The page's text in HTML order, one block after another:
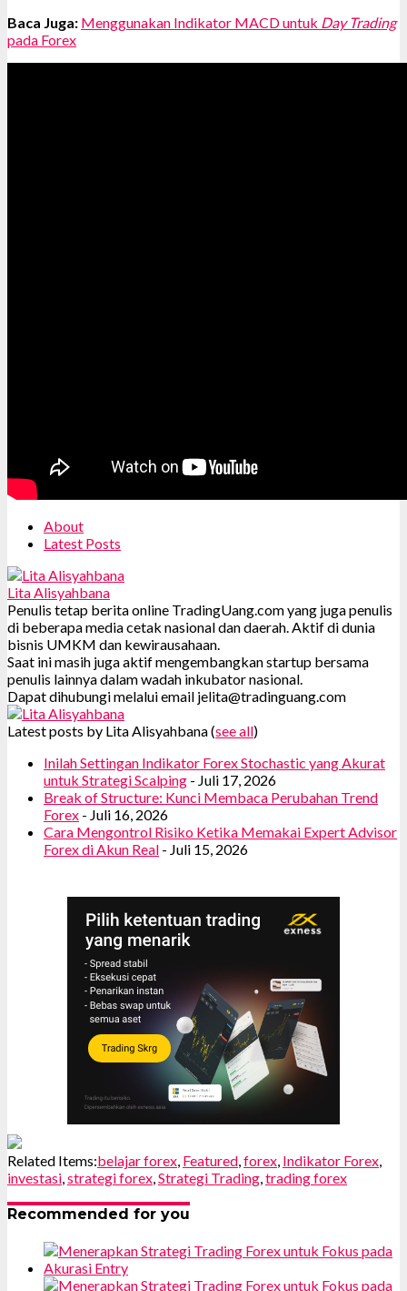
Baca Juga: Menggunakan Indikator MACD untuk Day Trading
pada Forex
About
Latest Posts
Lita Alisyahbana
Penulis tetap berita online TradingUang.com yang juga penulis
di beberapa media cetak nasional dan daerah. Aktif di dunia
bisnis UMKM dan kewirausahaan.
Saat ini masih juga aktif mengembangkan startup bersama
penulis lainnya dalam wadah inkubator nasional.
Dapat dihubungi melalui email jelita@tradinguang.com
Latest posts by Lita Alisyahbana(see all)
Inilah Settingan Indikator Forex Stochastic yang Akurat
untuk Strategi Scalping - Juli 17, 2026
Break of Structure: Kunci Membaca Perubahan Trend
Forex - Juli 16, 2026
Cara Mengontrol Risiko Ketika Memakai Expert Advisor
Forex di Akun Real - Juli 15, 2026
Related Items:belajar forex, Featured,forex, Indikator Forex,
investasi,strategi forex,Strategi Trading,trading forex
Recommended for you